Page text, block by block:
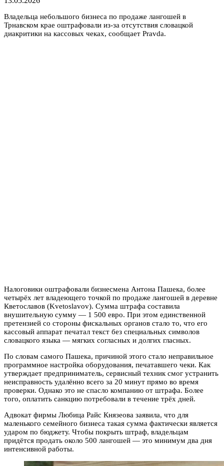
Владельца небольшого бизнеса по продаже лангошей в
Трнавском крае оштрафовали из-за отсутствия словацкой
диакритики на кассовых чеках, сообщает Pravda.
Налоговики оштрафовали бизнесмена Антона Пашека, более
четырёх лет владеющего точкой по продаже лангошей в деревне
Кветославов (Kvetoslavov). Сумма штрафа составила
внушительную сумму — 1 500 евро. При этом единственной
претензией со стороны фискальных органов стало то, что его
кассовый аппарат печатал текст без специальных символов
словацкого языка — мягких согласных и долгих гласных.
По словам самого Пашека, причиной этого стало неправильное
программное настройка оборудования, печатавшего чеки. Как
утверждает предприниматель, сервисный техник смог устранить
неисправность удалённо всего за 20 минут прямо во время
проверки. Однако это не спасло компанию от штрафа. Более
того, оплатить санкцию потребовали в течение трёх дней.
Адвокат фирмы Любица Райс Князеова заявила, что для
маленького семейного бизнеса такая сумма фактически является
ударом по бюджету. Чтобы покрыть штраф, владельцам
придётся продать около 500 лангошей — это минимум два дня
интенсивной работы.